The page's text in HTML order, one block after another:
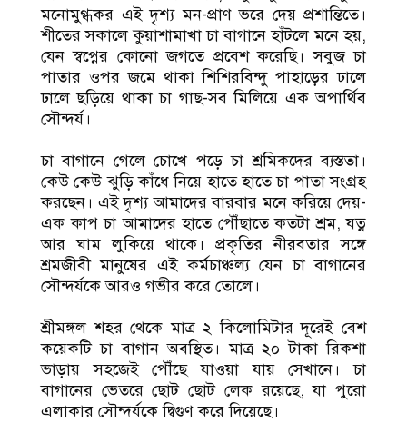
মনোমুগ্ধকর এই দৃশ্য মন-প্রাণ ভরে দেয় প্রশান্তিতে।
শীতের সকালে কুয়াশামাখা চা বাগানে হাঁটলে মনে হয়,
যেন স্বপ্নের কোনো জগতে প্রবেশ করেছি। সবুজ চা
পাতার ওপর জমে থাকা শিশিরবিন্দু পাহাড়ের ঢালে
ঢালে ছড়িয়ে থাকা চা গাছ-সব মিলিয়ে এক অপার্থিব
সৌন্দর্য।
চা বাগানে গেলে চোখে পড়ে চা শ্রমিকদের ব্যস্ততা।
কেউ কেউ ঝুড়ি কাঁধে নিয়ে হাতে হাতে চা পাতা সংগ্রহ
করছেন। এই দৃশ্য আমাদের বারবার মনে করিয়ে দেয়-
এক কাপ চা আমাদের হাতে পৌঁছাতে কতটা শ্রম, যত্ন
আর ঘাম লুকিয়ে থাকে। প্রকৃতির নীরবতার সঙ্গে
শ্রমজীবী মানুষের এই কর্মচাঞ্চল্য যেন চা বাগানের
সৌন্দর্যকে আরও গভীর করে তোলে।
শ্রীমঙ্গল শহর থেকে মাত্র ২ কিলোমিটার দূরেই বেশ
কয়েকটি চা বাগান অবস্থিত। মাত্র ২০ টাকা রিকশা
ভাড়ায় সহজেই পৌঁছে যাওয়া যায় সেখানে। চা
বাগানের ভেতরে ছোট ছোট লেক রয়েছে, যা পুরো
এলাকার সৌন্দর্যকে দ্বিগুণ করে দিয়েছে।